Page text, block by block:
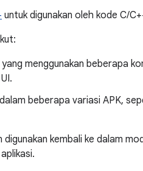
untuk digunakan oleh kode C/
menggunakan beberapa
beberapa variasi APK,
digunakan kembali ke dalam